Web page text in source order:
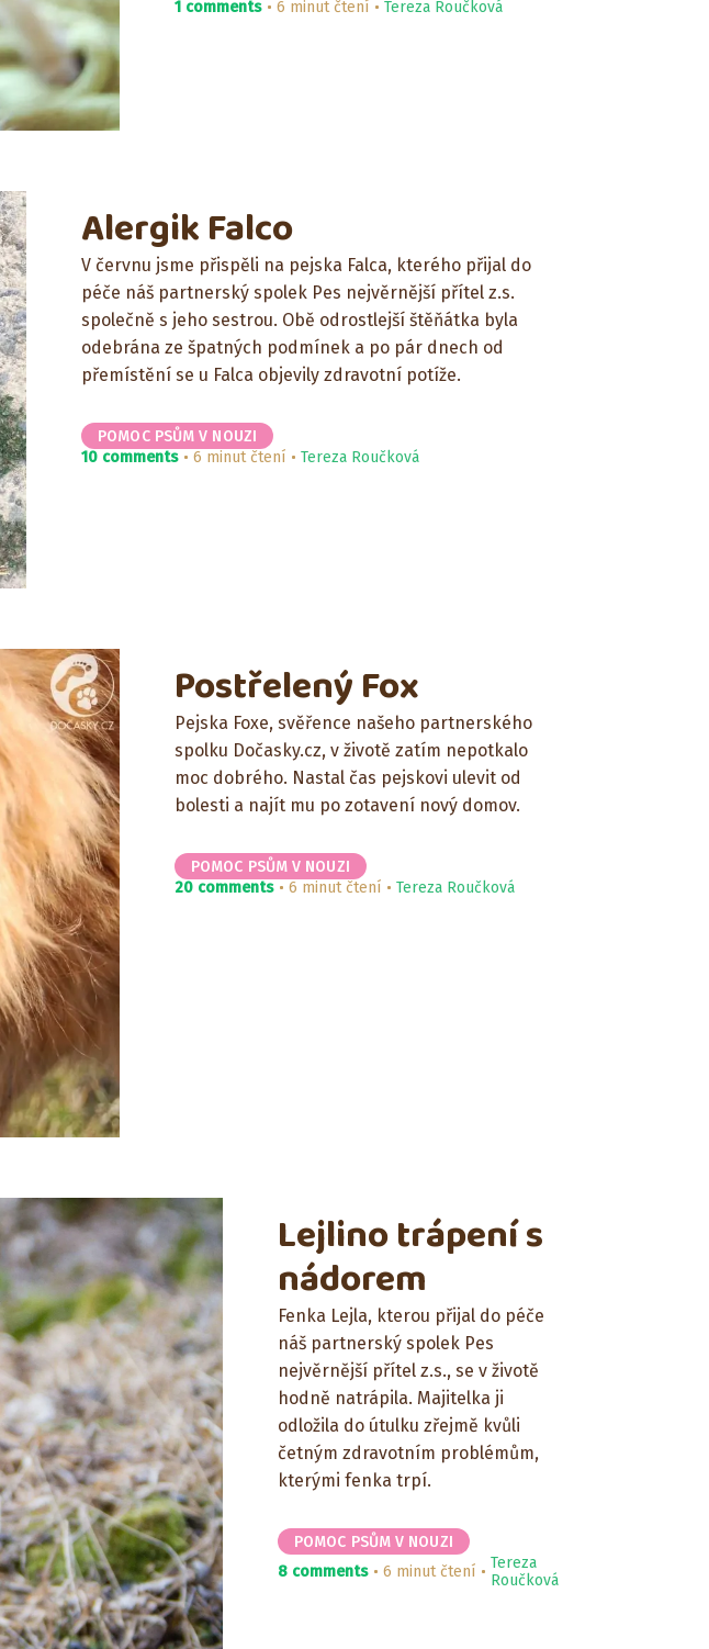
1 comments
6 minut čtení Tereza Roučková
Alergik Falco
V červnu jsme přispěli na pejska Falca, kterého přijal do
péče náš partnerský spolek Pes nejvěrnější přítel z.s.
společně s jeho sestrou. Obě odrostlejší štěňátka byla
odebrána ze špatných podmínek a po pár dnech od
přemístění se u Falca objevily zdravotní potíže.
POMOC PSŮM V NOUZI
10 comments
6 minut čtení Tereza Roučková
Postřelený Fox
Pejska Foxe, svěřence našeho partnerského
spolku Dočasky.cz, v životě zatím nepotkalo
moc dobrého. Nastal čas pejskovi ulevit od
bolesti a najít mu po zotavení nový domov.
POMOC PSŮM V NOUZI
20 comments
6 minut čtení Tereza Roučková
Lejlino trápení s
nádorem
Fenka Lejla, kterou přijal do péče
náš partnerský spolek Pes
nejvěrnější přítel z.s., se v životě
hodně natrápila. Majitelka ji
odložila do útulku zřejmě kvůli
četným zdravotním problémům,
kterými fenka trpí.
POMOC PSŮM V NOUZI
8 comments
6 minut čtení
Tereza
Roučková